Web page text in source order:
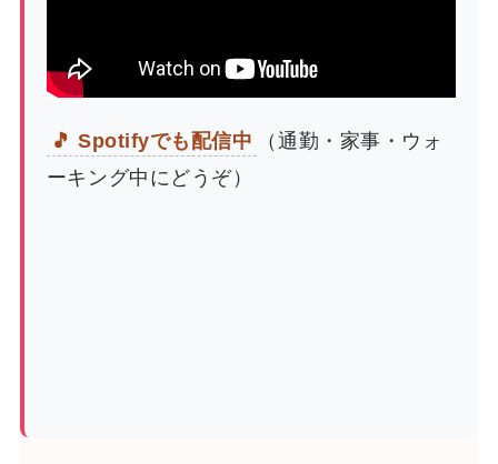
🎵 Spotifyでも配信中
（通勤・家事・ウォ
ーキング中にどうぞ）